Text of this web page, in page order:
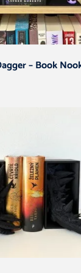
– Book
má více